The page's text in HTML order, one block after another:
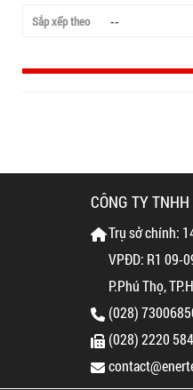
Sắp xếp theo --
CÔNG TY
Trụ sở chính:
VPĐD: R1 09-
P.Phú Thọ,
(028)
(028) 2220